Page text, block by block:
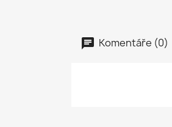
Komentáře (0)